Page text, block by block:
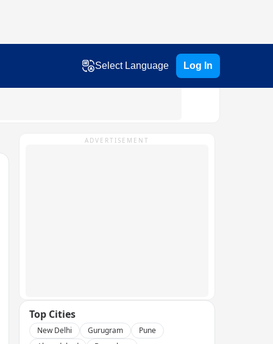
Select Language Log In
ADVERTISEMENT
Top Cities
New Delhi Gurugram
Pune